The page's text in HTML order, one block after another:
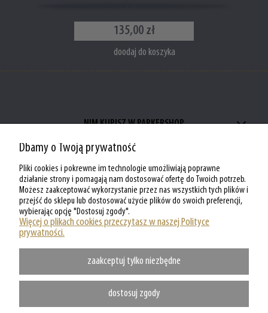
135,00 zł
doodaj do koszyka
NIM KUPISZ W PARKERSHOP
ZAKUPY W PARKERSHOP
MOJE KONTO W PARKERSHOP
O PARKERSHOP
Dbamy o Twoją prywatność
Pliki cookies i pokrewne im technologie umożliwiają poprawne
działanie strony i pomagają nam dostosować ofertę do Twoich potrzeb.
Możesz zaakceptować wykorzystanie przez nas wszystkich tych plików i
przejść do sklepu lub dostosować użycie plików do swoich preferencji,
wybierając opcję "Dostosuj zgody".
Więcej o plikach cookies przeczytasz w naszej Polityce
prywatności.
zaakceptuj tylko niezbędne
dostosuj zgody